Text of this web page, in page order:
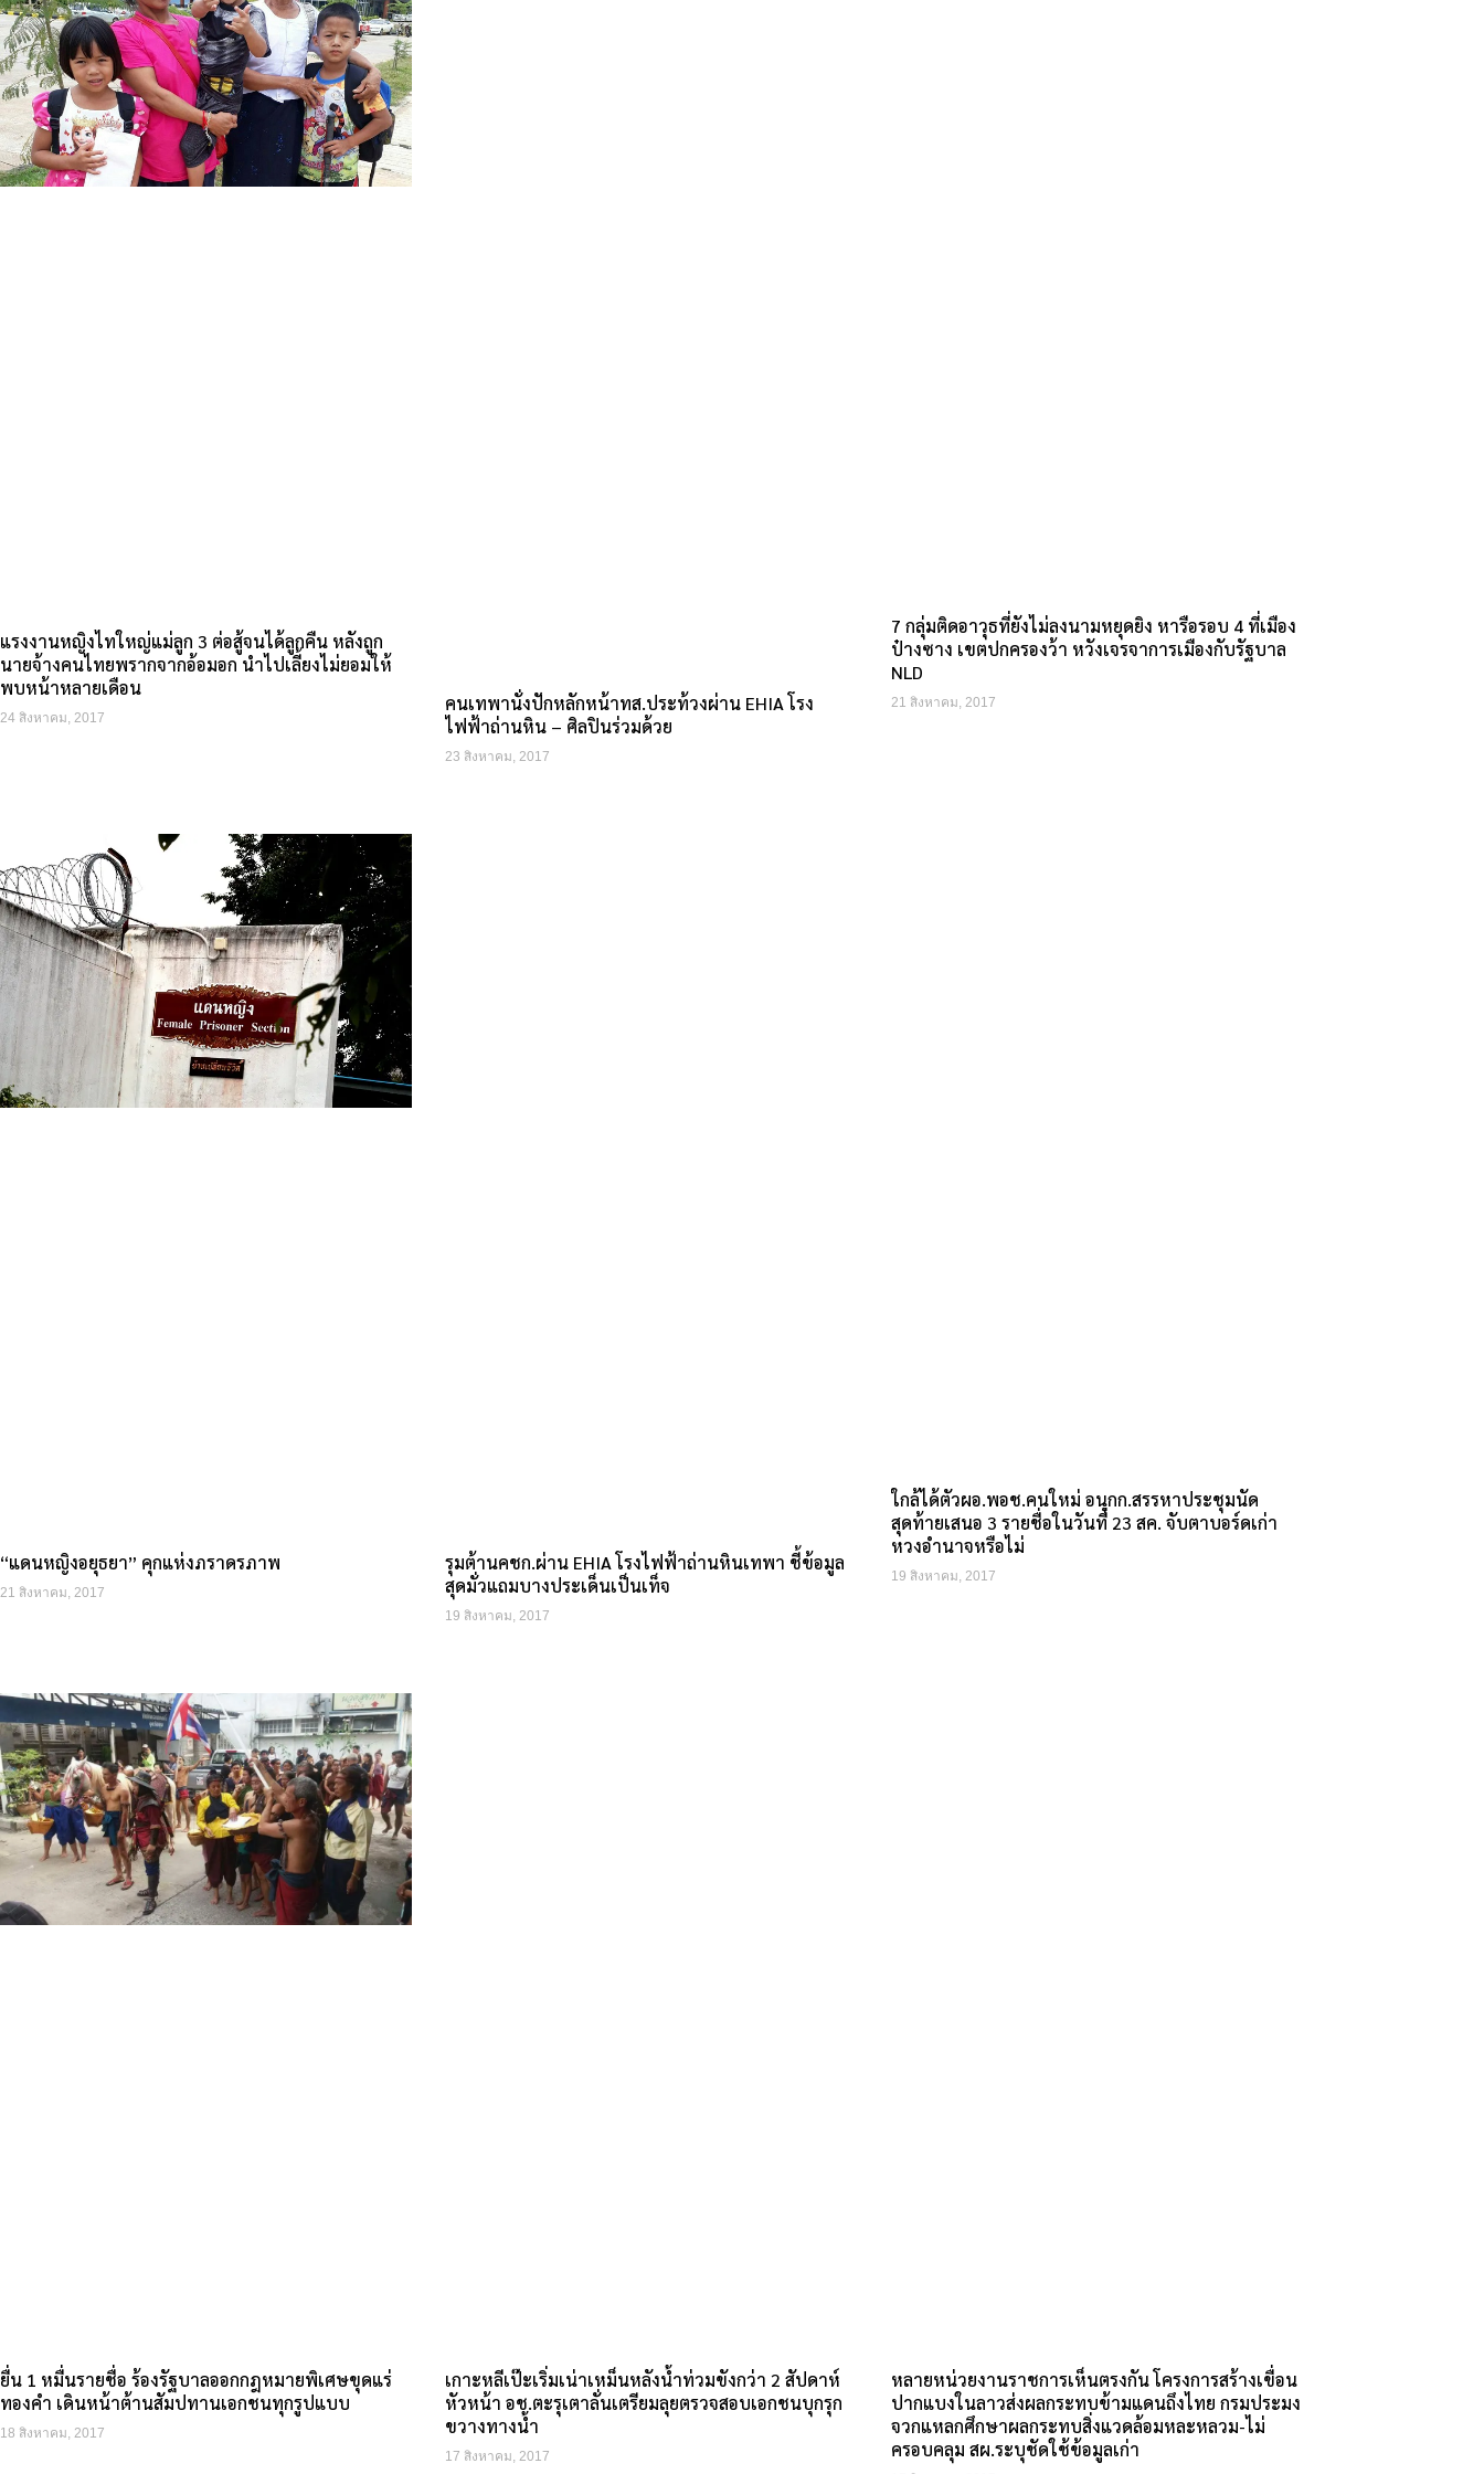
แรงงานหญิงไทใหญ่แม่ลูก 3 ต่อสู้จนได้ลูกคืน หลังถูก
นายจ้างคนไทยพรากจากอ้อมอก นำไปเลี้ยงไม่ยอมให้
พบหน้าหลายเดือน
24 สิงหาคม, 2017
คนเทพานั่งปักหลักหน้าทส.ประท้วงผ่าน EHIA โรง
ไฟฟ้าถ่านหิน – ศิลปินร่วมด้วย
23 สิงหาคม, 2017
7 กลุ่มติดอาวุธที่ยังไม่ลงนามหยุดยิง หารือรอบ 4 ที่เมือง
ป๋างซาง เขตปกครองว้า หวังเจรจาการเมืองกับรัฐบาล
NLD
21 สิงหาคม, 2017
“แดนหญิงอยุธยา” คุกแห่งภราดรภาพ
21 สิงหาคม, 2017
รุมต้านคชก.ผ่าน EHIA โรงไฟฟ้าถ่านหินเทพา ชี้ข้อมูล
สุดมั่วแถมบางประเด็นเป็นเท็จ
19 สิงหาคม, 2017
ใกล้ได้ตัวผอ.พอช.คนใหม่ อนุกก.สรรหาประชุมนัด
สุดท้ายเสนอ 3 รายชื่อในวันที่ 23 สค. จับตาบอร์ดเก่า
หวงอำนาจหรือไม่
19 สิงหาคม, 2017
ยื่น 1 หมื่นรายชื่อ ร้องรัฐบาลออกกฎหมายพิเศษขุดแร่
ทองคำ เดินหน้าต้านสัมปทานเอกชนทุกรูปแบบ
18 สิงหาคม, 2017
เกาะหลีเป๊ะเริ่มเน่าเหม็นหลังน้ำท่วมขังกว่า 2 สัปดาห์
หัวหน้า อช.ตะรุเตาลั่นเตรียมลุยตรวจสอบเอกชนบุกรุก
ขวางทางน้ำ
17 สิงหาคม, 2017
หลายหน่วยงานราชการเห็นตรงกัน โครงการสร้างเขื่อน
ปากแบงในลาวส่งผลกระทบข้ามแดนถึงไทย กรมประมง
จวกแหลกศึกษาผลกระทบสิ่งแวดล้อมหละหลวม-ไม่
ครอบคลุม สผ.ระบุชัดใช้ข้อมูลเก่า